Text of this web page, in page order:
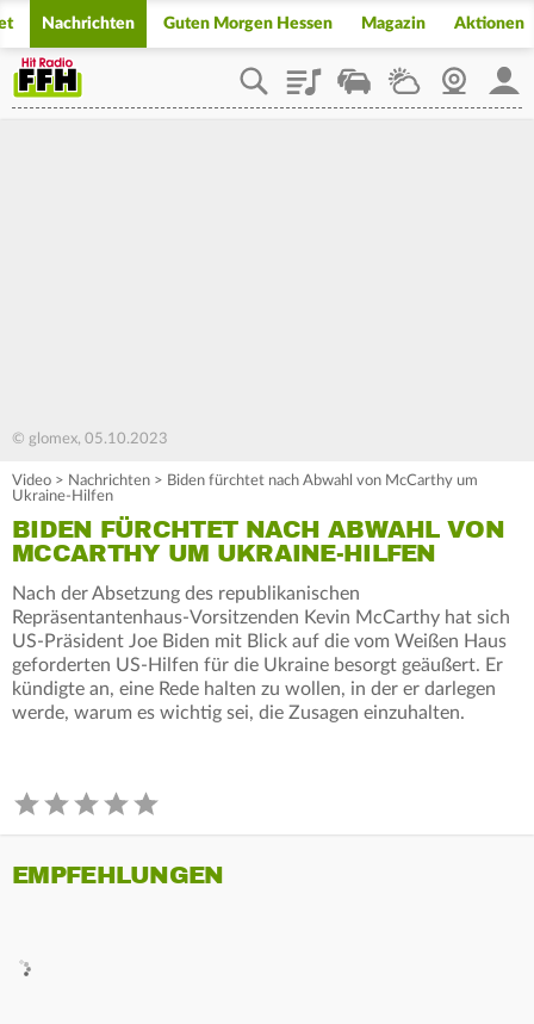
Nachrichten Guten Morgen Hessen Magazin Aktionen
PlaylistStaupilotWetterWebcam
© glomex, 05.10.2023
Video > Nachrichten > Biden fürchtet nach Abwahl von McCarthy um
Ukraine-Hilfen
BIDEN FÜRCHTET NACH ABWAHL VON
MCCARTHY UM UKRAINE-HILFEN
Nach der Absetzung des republikanischen
Repräsentantenhaus-Vorsitzenden Kevin McCarthy hat sich
US-Präsident Joe Biden mit Blick auf die vom Weißen Haus
geforderten US-Hilfen für die Ukraine besorgt geäußert. Er
kündigte an, eine Rede halten zu wollen, in der er darlegen
werde, warum es wichtig sei, die Zusagen einzuhalten.
EMPFEHLUNGEN